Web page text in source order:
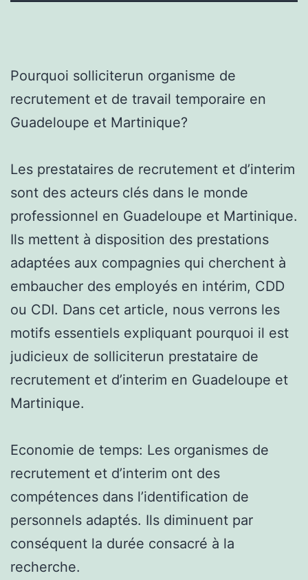
Pourquoi solliciterun organisme de
recrutement et de travail temporaire en
Guadeloupe et Martinique?
Les prestataires de recrutement et d’interim
sont des acteurs clés dans le monde
professionnel en Guadeloupe et Martinique.
Ils mettent à disposition des prestations
adaptées aux compagnies qui cherchent à
embaucher des employés en intérim, CDD
ou CDI. Dans cet article, nous verrons les
motifs essentiels expliquant pourquoi il est
judicieux de solliciterun prestataire de
recrutement et d’interim en Guadeloupe et
Martinique.
Economie de temps: Les organismes de
recrutement et d’interim ont des
compétences dans l’identification de
personnels adaptés. Ils diminuent par
conséquent la durée consacré à la
recherche.